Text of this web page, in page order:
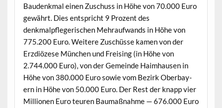
Bau­denkmal einen Zuschuss in Höhe von 70.000 Euro
gewährt. Dies entspricht 9 Prozent des
denkmalpflegerischen Mehraufwands in Höhe von
775.200 Euro. Weit­ere Zuschüsse kamen von der
Erzdiözese München und Freis­ing (in Höhe von
2.744.000 Euro), von der Gemeinde Haimhausen in
Höhe von 380.000 Euro sowie vom Bezirk Ober­bay­
ern in Höhe von 50.000 Euro. Der Rest der knapp vier
Mil­lio­nen Euro teuren Bau­maß­nahme — 676.000 Euro